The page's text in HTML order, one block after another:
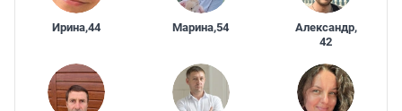
Ирина,44 Марина,54 Александр,
42